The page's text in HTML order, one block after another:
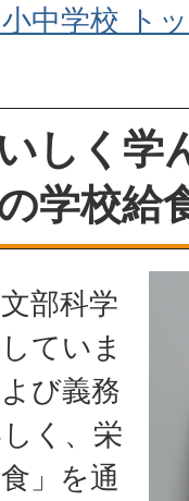
中学校 ト
しく学
学校給
部科学
ていま
び義務
く、栄
」を通